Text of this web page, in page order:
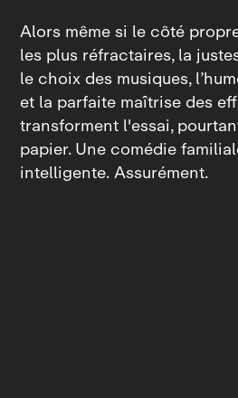
Alors même si le côté
les plus réfractaires, la
le choix des musiques,
et la parfaite maîtrise des
transforment l'essai,
papier. Une comédie
intelligente. Assurément.